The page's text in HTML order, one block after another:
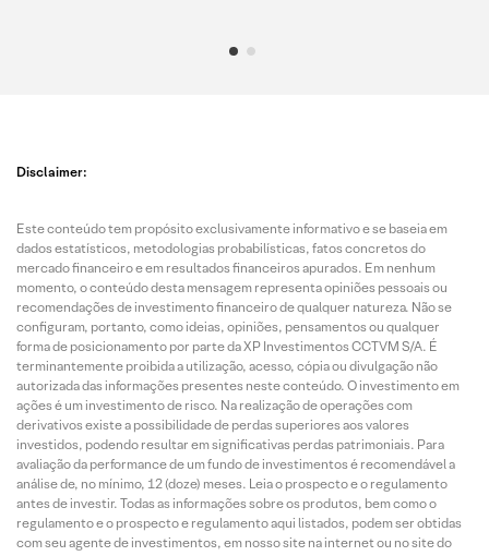
Disclaimer:
Este conteúdo tem propósito exclusivamente informativo e se baseia em
dados estatísticos, metodologias probabilísticas, fatos concretos do
mercado financeiro e em resultados financeiros apurados. Em nenhum
momento, o conteúdo desta mensagem representa opiniões pessoais ou
recomendações de investimento financeiro de qualquer natureza. Não se
configuram, portanto, como ideias, opiniões, pensamentos ou qualquer
forma de posicionamento por parte da XP Investimentos CCTVM S/A. É
terminantemente proibida a utilização, acesso, cópia ou divulgação não
autorizada das informações presentes neste conteúdo. O investimento em
ações é um investimento de risco. Na realização de operações com
derivativos existe a possibilidade de perdas superiores aos valores
investidos, podendo resultar em significativas perdas patrimoniais. Para
avaliação da performance de um fundo de investimentos é recomendável a
análise de, no mínimo, 12 (doze) meses. Leia o prospecto e o regulamento
antes de investir. Todas as informações sobre os produtos, bem como o
regulamento e o prospecto e regulamento aqui listados, podem ser obtidas
com seu agente de investimentos, em nosso site na internet ou no site do